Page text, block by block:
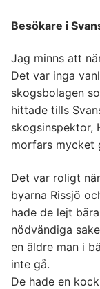
Besökare i
Jag minns att
Det var inga
skogsbolagen
hittade tills
skogsinspektor,
morfars mycket
Det var roligt
byarna Rissjö
hade de lejt
nödvändiga
en äldre man i
inte gå.
De hade en